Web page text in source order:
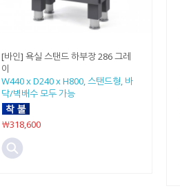
[바인] 욕실 스탠드 하부장 286 그레
이
W440 x D240 x H800, 스탠드형, 바
닥/벽배수 모두 가능
￦318,600